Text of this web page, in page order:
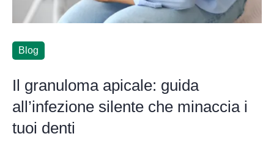
Blog
Il granuloma apicale: guida
all’infezione silente che minaccia i
tuoi denti